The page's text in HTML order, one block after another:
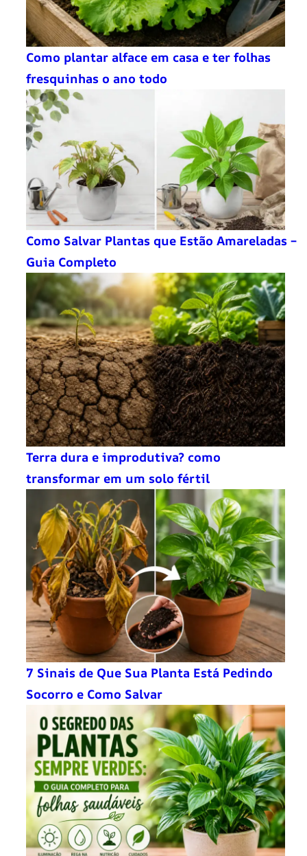
Como plantar alface em casa e ter folhas
fresquinhas o ano todo
Como Salvar Plantas que Estão Amareladas –
Guia Completo
Terra dura e improdutiva? como
transformar em um solo fértil
7 Sinais de Que Sua Planta Está Pedindo
Socorro e Como Salvar